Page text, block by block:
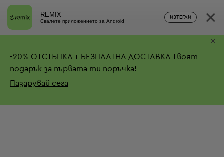
REMIX
Свалете приложението за Android
ИЗТЕГЛИ ×
-20% ОТСТЪПКА + БЕЗПЛАТНА ДОСТАВКА Твоят
подарък за първата ти поръчка!
Пазарувай сега
×